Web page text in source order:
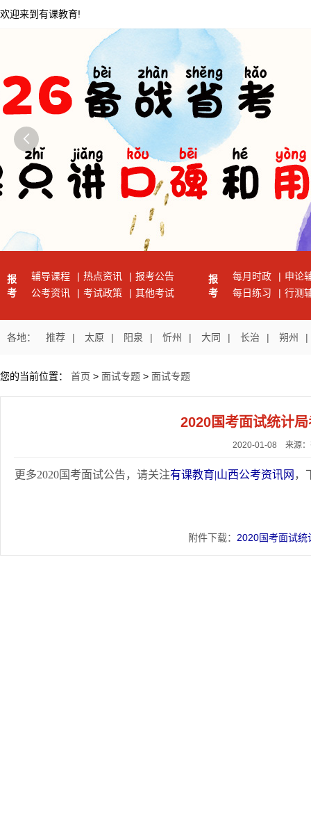
欢迎来到有课教育!

报
考
辅导课程 | 热点资讯 | 报考公告
公考资讯
| 考试政策 | 其他考试
报
考
每月时政 | 申论
每日练习
| 行测
各地： 推荐 | 太原 | 阳泉 | 忻州 | 大同 | 长治 | 朔州 |
您的当前位置： 首页 > 面试专题 > 面试专题
2020国考面试统计
2020-01-08 来源：
更多2020国考面试公告，请关注有课教育|山西公考资讯网 ，
附件下载： 2020国考面试统